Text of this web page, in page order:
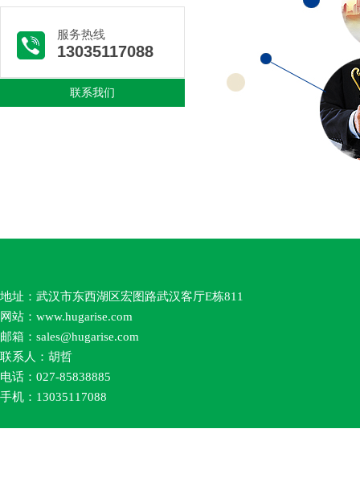
服务热线
13035117088
联系我们
地址：武汉市东西湖区宏图路武汉客厅E栋811
网站： www.hugarise.com
邮箱： sales@hugarise.com
联系人：胡哲
电话：027-85838885
手机：13035117088